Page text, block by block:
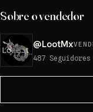
Sobre o vendedor
@LootMx
487 Seguidores